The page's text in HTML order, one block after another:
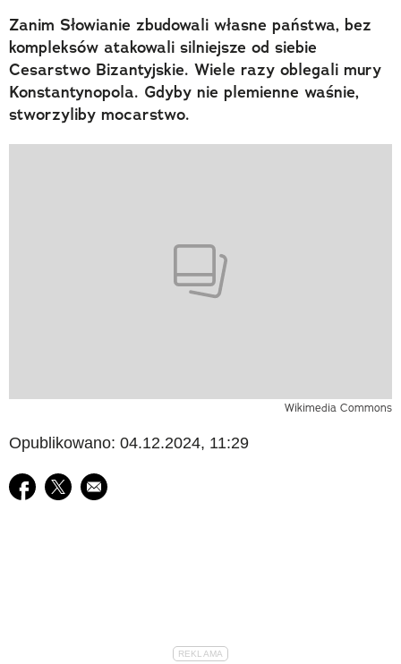
Zanim Słowianie zbudowali własne państwa, bez
kompleksów atakowali silniejsze od siebie
Cesarstwo Bizantyjskie. Wiele razy oblegali mury
Konstantynopola. Gdyby nie plemienne waśnie,
stworzyliby mocarstwo.
Wikimedia Commons
Opublikowano: 04.12.2024, 11:29
Udostępnij na facebook
Udostępnij na twitter
E-mail do przyjaciela